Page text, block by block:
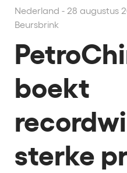
Nederland - 28 augustus
Beursbrink
boekt
sterke